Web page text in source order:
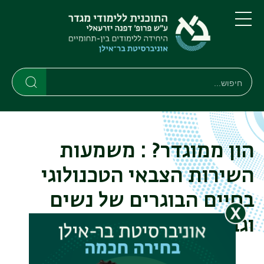
לתוכן
העיקרי
לתפריט
ניווט
ראשי
חיפוש
חיפוש
הון ממוגדר? : משמעות
השירות הצבאי הטכנולוגי
בחיים הבוגרים של נשים
וגברים בישראל